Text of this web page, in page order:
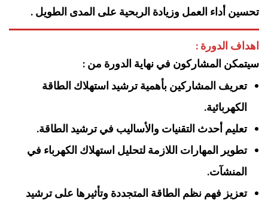
تحسين أداء العمل وزيادة الربحية على المدى الطويل .
اهداف الدورة :
سيتمكن المشاركون في نهاية الدورة من :
تعريف المشاركين بأهمية ترشيد استهلاك الطاقة
الكهربائية.
تعليم أحدث التقنيات والأساليب في ترشيد الطاقة.
تطوير المهارات اللازمة لتحليل استهلاك الكهرباء في
المنشآت.
تعزيز فهم نظم الطاقة المتجددة وتأثيرها على ترشيد